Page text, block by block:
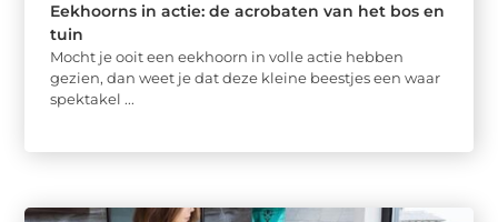
Eekhoorns in actie: de acrobaten van het bos en
tuin
Mocht je ooit een eekhoorn in volle actie hebben
gezien, dan weet je dat deze kleine beestjes een waar
spektakel ...